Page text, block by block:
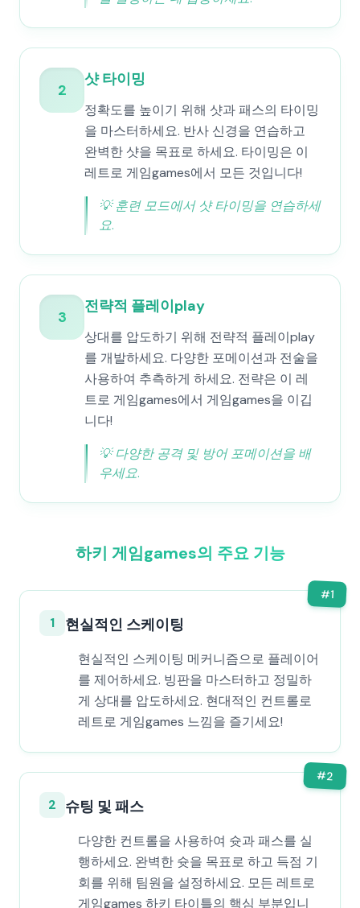
2
샷 타이밍
정확도를 높이기 위해 샷과 패스의 타이밍
을 마스터하세요. 반사 신경을 연습하고
완벽한 샷을 목표로 하세요. 타이밍은 이
레트로 게임games에서 모든 것입니다!
💡훈련 모드에서 샷 타이밍을 연습하세
요.
3
전략적 플레이play
상대를 압도하기 위해 전략적 플레이play
를 개발하세요. 다양한 포메이션과 전술을
사용하여 추측하게 하세요. 전략은 이 레
트로 게임games에서 게임games을 이깁
니다!
💡다양한 공격 및 방어 포메이션을 배
우세요.
하키 게임games의 주요 기능
#1
1 현실적인 스케이팅
현실적인 스케이팅 메커니즘으로 플레이어
를 제어하세요. 빙판을 마스터하고 정밀하
게 상대를 압도하세요. 현대적인 컨트롤로
레트로 게임games 느낌을 즐기세요!
#2
2 슈팅 및 패스
다양한 컨트롤을 사용하여 슛과 패스를 실
행하세요. 완벽한 슛을 목표로 하고 득점 기
회를 위해 팀원을 설정하세요. 모든 레트로
게임games 하키 타이틀의 핵심 부분입니